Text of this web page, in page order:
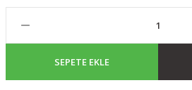
SEPETE EKLE